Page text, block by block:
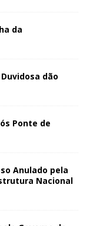
da
dão
Ponte de
Anulado pela
Nacional